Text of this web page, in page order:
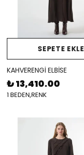
SEPETE EKLE
KAHVERENGİ ELBİSE
₺ 13,410.00
1 BEDEN,RENK